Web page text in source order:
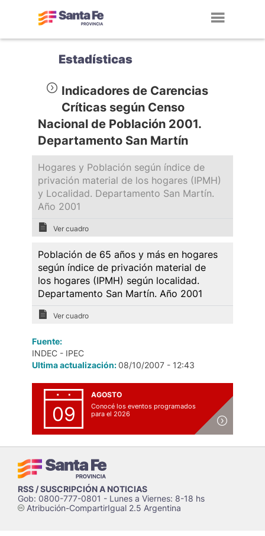
Estadísticas
Indicadores de Carencias
Críticas según Censo
Nacional de Población 2001.
Departamento San Martín
Hogares y Población según índice de
privación material de los hogares (IPMH)
y Localidad. Departamento San Martín.
Año 2001
Ver cuadro
Población de 65 años y más en hogares
según índice de privación material de
los hogares (IPMH) según localidad.
Departamento San Martín. Año 2001
Ver cuadro
Fuente:
INDEC - IPEC
Ultima actualización:08/10/2007 - 12:43
09
AGOSTO
Conocé los eventos programados
para el 2026
RSS / SUSCRIPCIÓN A NOTICIAS
Gob: 0800-777-0801 - Lunes a Viernes: 8-18 hs
cAtribución-CompartirIgual 2.5 Argentina